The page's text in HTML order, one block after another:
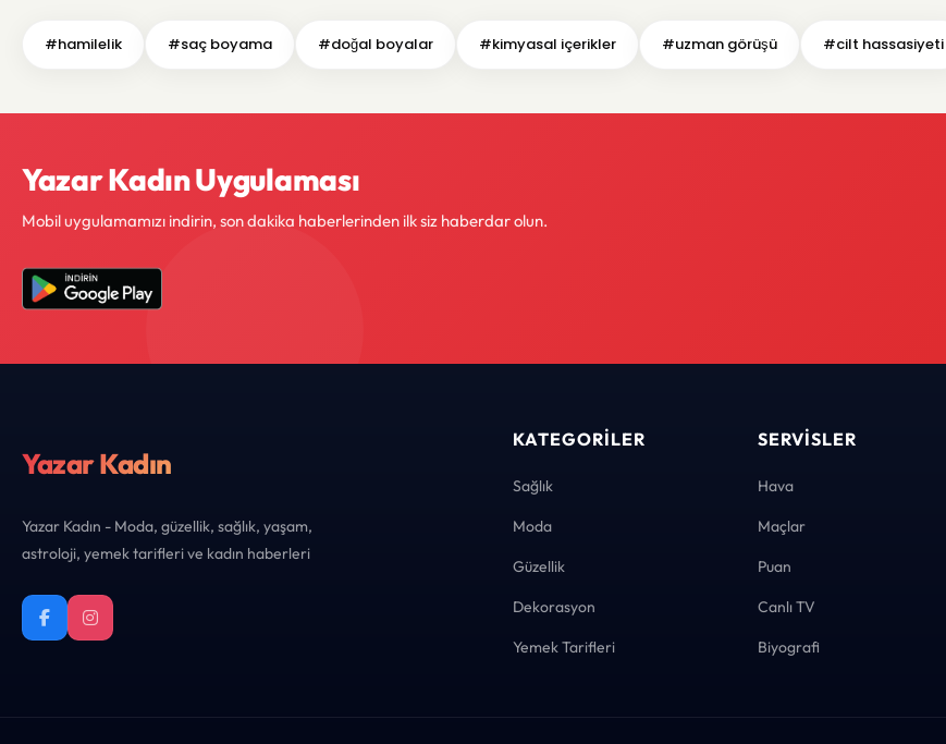
#hamilelik #saç boyama #doğal boyalar #kimyasal içerikler #uzman görüşü #cilt hassasiyeti
Yazar Kadın Uygulaması
Mobil uygulamamızı indirin, son dakika haberlerinden ilk siz haberdar olun.
Yazar Kadın
Yazar Kadın - Moda, güzellik, sağlık, yaşam,
astroloji, yemek tarifleri ve kadın haberleri
KATEGORILER
Sağlık
Moda
Güzellik
Dekorasyon
Yemek Tarifleri
SERVISLER
Hava
Maçlar
Puan
Canlı TV
Biyografi